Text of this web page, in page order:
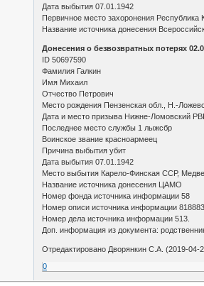
Дата выбытия 07.01.1942
Первичное место захоронения Республика
Название источника донесения
Донесения о безвозвратных потерях
ID 50697590
Фамилия Галкин
Имя Михаил
Отчество Петрович
Место рождения Пензенская обл., Н.-
Дата и место призыва Нижне-Ломовский
Последнее место службы 1 лыжсбр
Воинское звание красноармеец
Причина выбытия убит
Дата выбытия 07.01.1942
Место выбытия Карело-Финская ССР,
Название источника донесения ЦАМО
Номер фонда источника информации 58
Номер описи источника информации 818883
Номер дела источника информации 513.
Доп. информация из документа:
Отредактировано Дворянкин С.А. (2019-04-
0